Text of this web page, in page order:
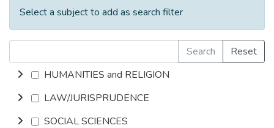
Select a subject to add as search filter
Search
Reset
HUMANITIES and RELIGION
LAW/JURISPRUDENCE
SOCIAL SCIENCES